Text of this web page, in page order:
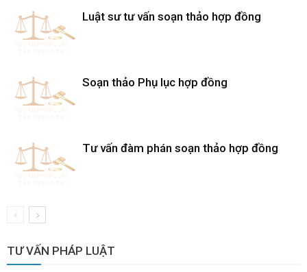
Luật sư tư vấn soạn thảo hợp đồng
Soạn thảo Phụ lục hợp đồng
Tư vấn đàm phán soạn thảo hợp đồng
TƯ VẤN PHÁP LUẬT